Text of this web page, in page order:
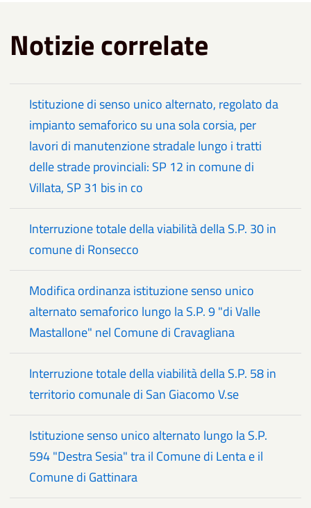
Notizie correlate
Istituzione di senso unico alternato, regolato da
impianto semaforico su una sola corsia, per
lavori di manutenzione stradale lungo i tratti
delle strade provinciali: SP 12 in comune di
Villata, SP 31 bis in co
Interruzione totale della viabilità della S.P. 30 in
comune di Ronsecco
Modifica ordinanza istituzione senso unico
alternato semaforico lungo la S.P. 9 "di Valle
Mastallone" nel Comune di Cravagliana
Interruzione totale della viabilità della S.P. 58 in
territorio comunale di San Giacomo V.se
Istituzione senso unico alternato lungo la S.P.
594 "Destra Sesia" tra il Comune di Lenta e il
Comune di Gattinara